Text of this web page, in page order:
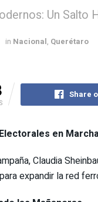
Un Salto
in Nacional, Querétaro
Share
en
Claudia
expandir la red